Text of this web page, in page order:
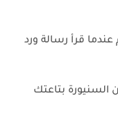
قرأ رسالة ورد
السنيورة بتاعتك